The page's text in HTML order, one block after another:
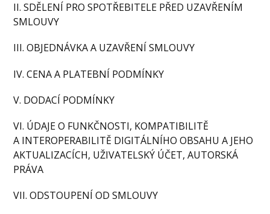
II. SDĚLENÍ PRO SPOTŘEBITELE PŘED UZAVŘENÍM
SMLOUVY
III. OBJEDNÁVKA A UZAVŘENÍ SMLOUVY
IV. CENA A PLATEBNÍ PODMÍNKY
V. DODACÍ PODMÍNKY
VI. ÚDAJE O FUNKČNOSTI, KOMPATIBILITĚ
A INTEROPERABILITĚ DIGITÁLNÍHO OBSAHU A JEHO
AKTUALIZACÍCH, UŽIVATELSKÝ ÚČET, AUTORSKÁ
PRÁVA
VII. ODSTOUPENÍ OD SMLOUVY